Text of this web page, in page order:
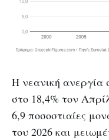
Η νεανική ανεργία
στο 18,4% τον
6,9 ποσοστιαίες
του 2026 και